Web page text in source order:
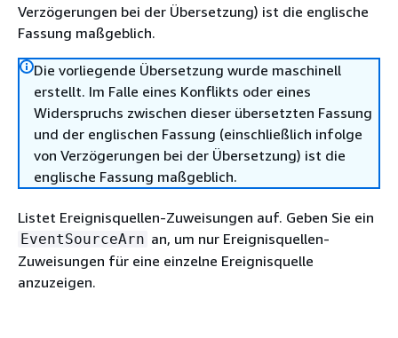
Verzögerungen bei der Übersetzung) ist die englische
Fassung maßgeblich.
Die vorliegende Übersetzung wurde maschinell
erstellt. Im Falle eines Konflikts oder eines
Widerspruchs zwischen dieser übersetzten Fassung
und der englischen Fassung (einschließlich infolge
von Verzögerungen bei der Übersetzung) ist die
englische Fassung maßgeblich.
Listet Ereignisquellen-Zuweisungen auf. Geben Sie ein
EventSourceArn an, um nur Ereignisquellen-
Zuweisungen für eine einzelne Ereignisquelle
anzuzeigen.